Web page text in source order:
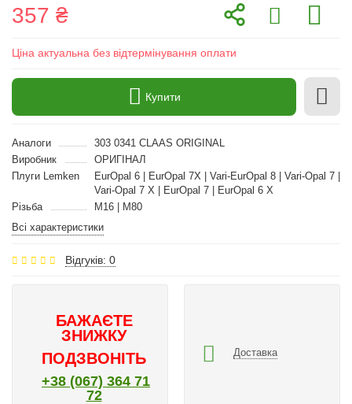
357 ₴
Ціна актуальна без відтермінування оплати
Купити
Аналоги
303 0341 CLAAS ORIGINAL
Виробник
ОРИГІНАЛ
Плуги Lemken
EurOpal 6 | EurOpal 7X | Vari-EurOpal 8 | Vari-Opal 7 |
Vari-Opal 7 X | EurOpal 7 | EurOpal 6 X
Різьба
M16 | M80
Всі характеристики
Відгуків: 0
БАЖАЄТЕ
ЗНИЖКУ
ПОДЗВОНІТЬ
+38 (067) 364 71
72
Доставка